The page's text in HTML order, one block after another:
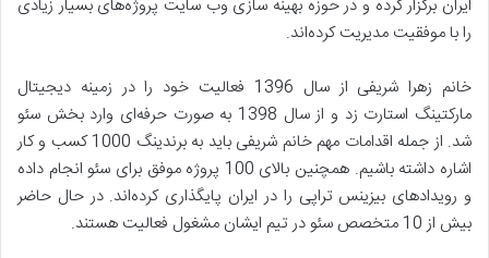
ایران برگزار کرده و در حوزه بهینه سازی وب سایت پروژه‌های بسیار زیادی
را با موفقیت مدیریت کرده‌اند.
خانم زهرا شریفی از سال 1396 فعالیت خود را در زمینه دیجیتال
مارکتینگ استارت زد و از سال 1398 به صورت حرفه‌ای وارد بخش سئو
شد. از جمله اقدامات مهم خانم شریفی باید به برندینگ 1000 کسب و کار
اشاره داشته باشیم. همچنین بالای 100 پروژه موفق برای سئو انجام داده
و رویدادهای بیزینس تراپی را در ایران پایگذاری کرده‌اند. در حال حاضر
بیش از 10 متخصص سئو در تیم ایشان مشغول فعالیت هستند.